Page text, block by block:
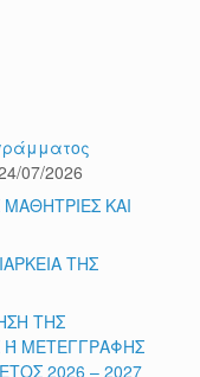
07/2026
ΚΑΙ
ΤΗΣ
ΤΗΣ
Ή ΜΕΤΕΓΓΡΑΦΗΣ
2026 – 2027